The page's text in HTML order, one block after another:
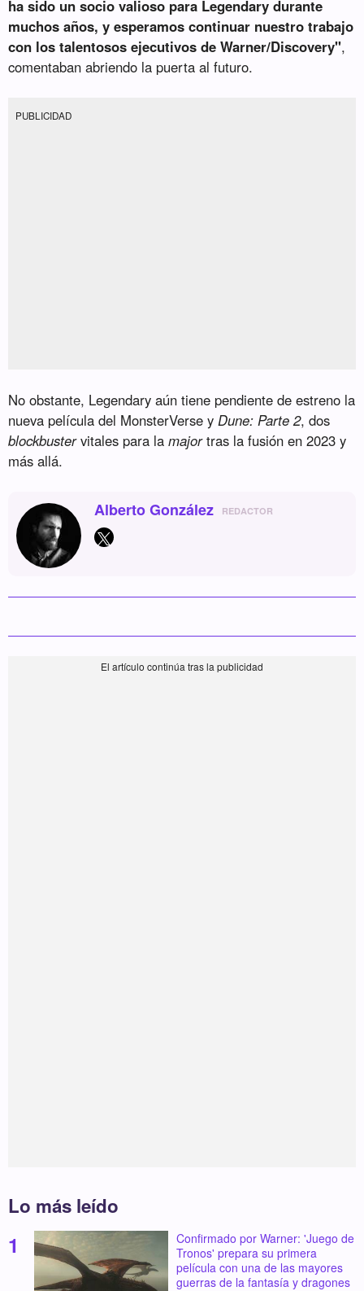
ha sido un socio valioso para Legendary durante
muchos años, y esperamos continuar nuestro trabajo
con los talentosos ejecutivos de Warner/Discovery",
comentaban abriendo la puerta al futuro.
PUBLICIDAD
No obstante, Legendary aún tiene pendiente de estreno la
nueva película del MonsterVerse yDune: Parte 2, dos
blockbustervitales para lamajortras la fusión en 2023 y
más allá.
Alberto González REDACTOR
Lo más leído
Confirmado por Warner: 'Juego de
Tronos' prepara su primera
película con una de las mayores
guerras de la fantasía y dragones